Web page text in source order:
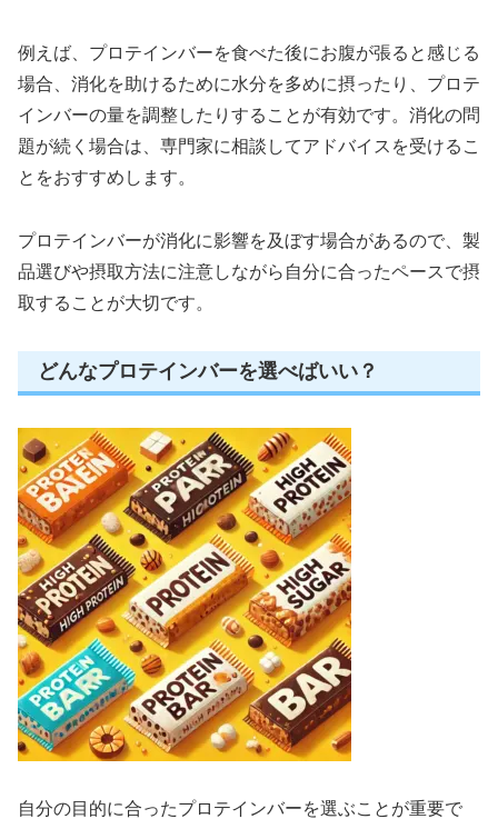
例えば、プロテインバーを食べた後にお腹が張ると感じる
場合、消化を助けるために水分を多めに摂ったり、プロテ
インバーの量を調整したりすることが有効です。消化の問
題が続く場合は、専門家に相談してアドバイスを受けるこ
とをおすすめします。
プロテインバーが消化に影響を及ぼす場合があるので、製
品選びや摂取方法に注意しながら自分に合ったペースで摂
取することが大切です。
どんなプロテインバーを選べばいい？
自分の目的に合ったプロテインバーを選ぶことが重要で